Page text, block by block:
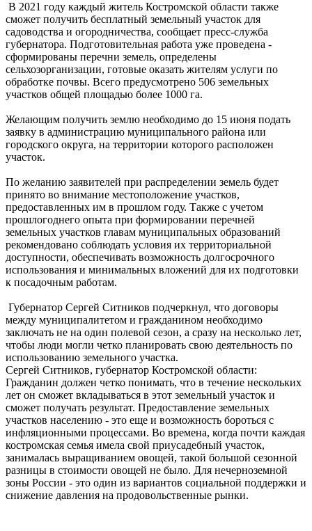
В 2021 году каждый житель Костромской области также
сможет получить бесплатный земельный участок для
садоводства и огородничества, сообщает пресс-служба
губернатора. Подготовительная работа уже проведена -
сформированы перечни земель, определены
сельхозорганизации, готовые оказать жителям услуги по
обработке почвы. Всего предусмотрено 506 земельных
участков общей площадью более 1000 га.
Желающим получить землю необходимо до 15 июня подать
заявку в администрацию муниципального района или
городского округа, на территории которого расположен
участок.
По желанию заявителей при распределении земель будет
принято во внимание местоположение участков,
предоставленных им в прошлом году. Также с учетом
прошлогоднего опыта при формировании перечней
земельных участков главам муниципальных образований
рекомендовано соблюдать условия их территориальной
доступности, обеспечивать возможность долгосрочного
использования и минимальных вложений для их подготовки
к посадочным работам.
Губернатор Сергей Ситников подчеркнул, что договоры
между муниципалитетом и гражданином необходимо
заключать не на один полевой сезон, а сразу на несколько лет,
чтобы люди могли четко планировать свою деятельность по
использованию земельного участка.
Сергей Ситников, губернатор Костромской области:
Гражданин должен четко понимать, что в течение нескольких
лет он сможет вкладываться в этот земельный участок и
сможет получать результат. Предоставление земельных
участков населению - это еще и возможность бороться с
инфляционными процессами. Во времена, когда почти каждая
костромская семья имела свой приусадебный участок,
занималась выращиванием овощей, такой большой сезонной
разницы в стоимости овощей не было. Для нечерноземной
зоны России - это один из вариантов социальной поддержки и
снижение давления на продовольственные рынки.